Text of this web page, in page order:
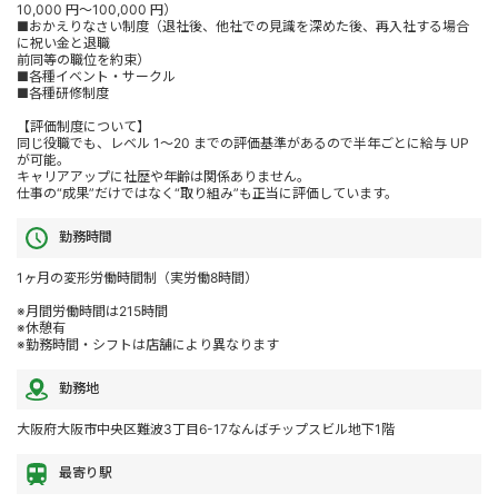
10,000 円～100,000 円）
■おかえりなさい制度（退社後、他社での見識を深めた後、再入社する場合
に祝い金と退職
前同等の職位を約束）
■各種イベント・サークル
■各種研修制度
【評価制度について】
同じ役職でも、レベル 1～20 までの評価基準があるので半年ごとに給与 UP
が可能。
キャリアアップに社歴や年齢は関係ありません。
仕事の“成果”だけではなく“取り組み”も正当に評価しています。
勤務時間
1ヶ月の変形労働時間制（実労働8時間）
※月間労働時間は215時間
※休憩有
※勤務時間・シフトは店舗により異なります
勤務地
大阪府大阪市中央区難波3丁目6-17なんばチップスビル地下1階
最寄り駅